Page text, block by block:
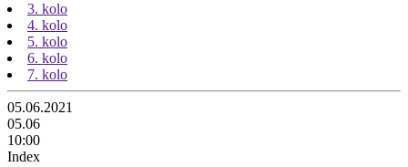
3. kolo
4. kolo
5. kolo
6. kolo
7. kolo
05.06.2021
05.06
10:00
Index